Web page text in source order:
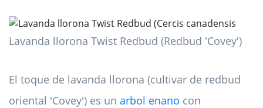
Lavanda llorona Twist Redbud (Redbud 'Covey')
El toque de lavanda llorona (cultivar de redbud
oriental 'Covey') es un arbol enano con